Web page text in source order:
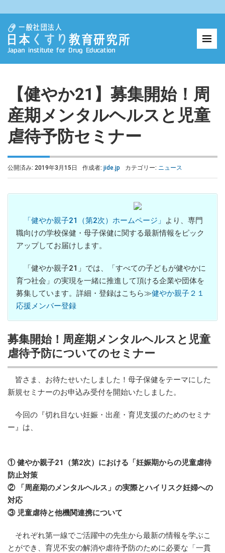
【健やか21】募集開始！周
産期メンタルヘルスと児童
虐待予防セミナー
公開済み: 2019年3月15日 作成者: jide.jp カテゴリー: ニュース
「健やか親子21（第2次）ホームページ」
より、専門
職向けの学校保健・母子保健に関する最新情報をピック
アップしてお届けします。
「健やか親子21」では、「すべての子どもが健やかに
育つ社会」の実現を一緒に推進して頂ける企業や団体を
募集しています。詳細・登録はこちら≫健やか親子２１
応援メンバー登録
募集開始！周産期メンタルヘルスと児童
虐待予防についてのセミナー
皆さま、お待たせいたしました！母子保健をテーマにした
新規セミナーのお申込み受付を開始いたしました。
今回の『切れ目ない妊娠・出産・育児支援のためのセミナ
ー』は、
① 健やか親子21（第2次）における「妊娠期からの児童虐待
防止対策
② 「周産期のメンタルヘルス」の実際とハイリスク妊婦への
対応
③ 児童虐待と他機関連携について
それぞれ第一線でご活躍中の先生から最新の情報を学ぶこ
とができ、育児不安の解消や虐待予防のために必要な「一貫